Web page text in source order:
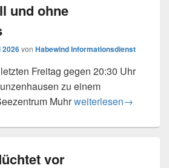
und ohne
2026von Habewind Informationsdienst
Freitag gegen 20:30 Uhr
zu einem
MuhrVerkehrsunfall und
weiterlesen→
vor